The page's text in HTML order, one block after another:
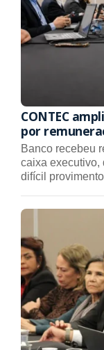
CONTEC
por
Banco recebeu
caixa executivo,
difícil provimento